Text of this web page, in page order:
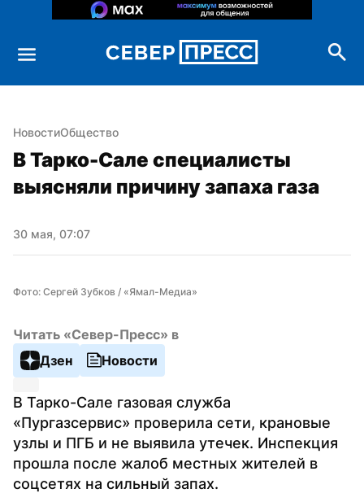
НовостиОбщество
В Тарко-Сале специалисты
выясняли причину запаха газа
30 мая, 07:07
Фото: Сергей Зубков / «Ямал-Медиа»
Читать «Север-Пресс» в
Дзен
Новости
В Тарко-Сале газовая служба
«Пургазсервис» проверила сети, крановые
узлы и ПГБ и не выявила утечек. Инспекция
прошла после жалоб местных жителей в
соцсетях на сильный запах.